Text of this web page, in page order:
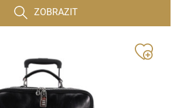
ZOBRAZIT